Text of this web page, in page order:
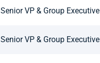
Senior VP & Group Executive
Senior VP & Group Executive